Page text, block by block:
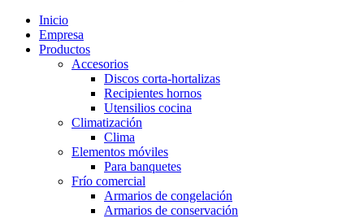
Inicio
Empresa
Productos
Accesorios
Discos corta-hortalizas
Recipientes hornos
Utensilios cocina
Climatización
Clima
Elementos móviles
Para banquetes
Frío comercial
Armarios de congelación
Armarios de conservación